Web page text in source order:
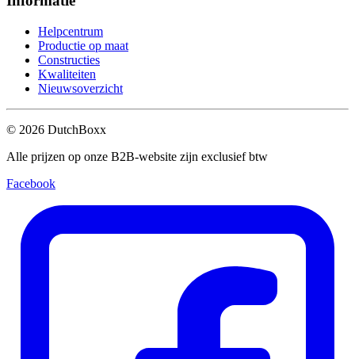
Helpcentrum
Productie op maat
Constructies
Kwaliteiten
Nieuwsoverzicht
© 2026 DutchBoxx
Alle prijzen op onze B2B-website zijn exclusief btw
Facebook